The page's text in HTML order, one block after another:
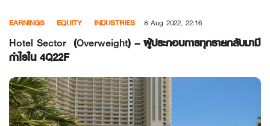
content
EARNINGS EQUITY INDUSTRIES 8 Aug 2022, 22:16
Hotel Sector (Overweight) – ผู้ประกอบการทุกรายกลับมามี
กำไรใน 4Q22F